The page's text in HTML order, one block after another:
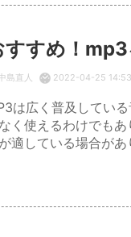
すすめ！
島直人 2022-04-25
は広く普及してい
く使えるわけでも
適している場合があ